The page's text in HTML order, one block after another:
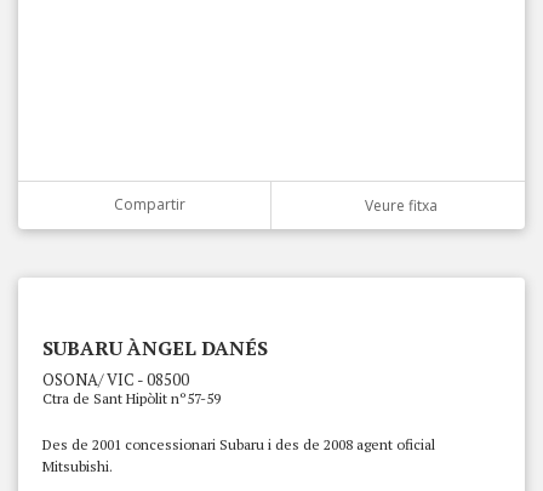
Compartir Veure fitxa
SUBARU ÀNGEL DANÉS
OSONA/ VIC - 08500
Ctra de Sant Hipòlit nº57-59
Des de 2001 concessionari Subaru i des de 2008 agent oficial
Mitsubishi.